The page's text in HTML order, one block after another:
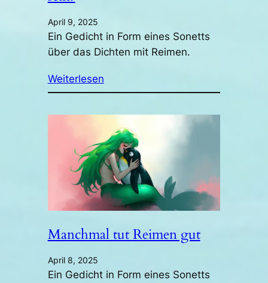
April 9, 2025
Ein Gedicht in Form eines Sonetts
über das Dichten mit Reimen.
Weiterlesen
Manchmal tut Reimen gut
April 8, 2025
Ein Gedicht in Form eines Sonetts